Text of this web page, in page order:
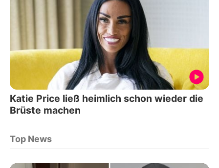
Katie Price ließ heimlich schon wieder die
Brüste machen
Top News